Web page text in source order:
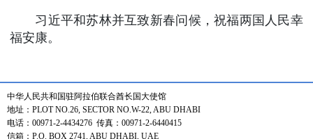
习近平和苏林并互致新春问候，祝福两国人民幸
福安康。
中华人民共和国驻阿拉伯联合酋长国大使馆
地址：PLOT NO.26, SECTOR NO.W-22, ABU DHABI
电话：00971-2-4434276 传真：00971-2-6440415
信箱：P.O. BOX 2741, ABU DHABI, UAE